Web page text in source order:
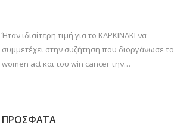
Ήταν ιδιαίτερη τιμή για το ΚΑΡΚΙΝΑΚΙ να
συμμετέχει στην συζήτηση που διοργάνωσε το
women act και του win cancer την…
ΠΡΟΣΦΑΤΑ